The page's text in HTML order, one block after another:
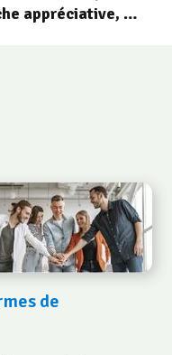
appréciative, …
DE
de